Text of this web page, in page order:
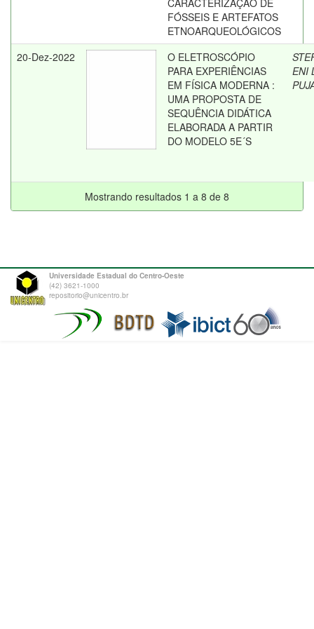
CARACTERIZAÇÃO DE
FÓSSEIS E ARTEFATOS
ETNOARQUEOLÓGICOS
20-Dez-2022
O ELETROSCÓPIO
PARA EXPERIÊNCIAS
EM FÍSICA MODERNA :
UMA PROPOSTA DE
SEQUÊNCIA DIDÁTICA
ELABORADA A PARTIR
DO MODELO 5E´S
ENI
Mostrando resultados 1 a 8 de 8
Universidade Estadual do Centro-Oeste
(42) 3621-1000
repositorio@unicentro.br